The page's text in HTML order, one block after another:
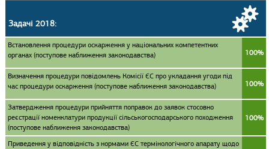
Задачі 2018:
Встановлення процедури оскарження у національних компетентних
органах (поступове наближення законодавства)
100%
Визначення процедури повідомлень Комісії ЄС про укладання угоди під
час процедури оскарження (поступове наближення законодавства)
100%
Затвердження процедури прийняття поправок до заявок стосовно
реєстрації номенклатури продукції сільськогосподарського походження
(поступове наближення законодавства)
100%
Приведення у відповідність з нормами ЄС термінологічного апарату щодо